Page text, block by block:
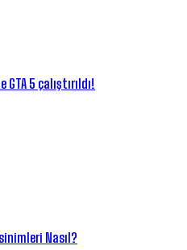
5 çalıştırıldı!
Nasıl?